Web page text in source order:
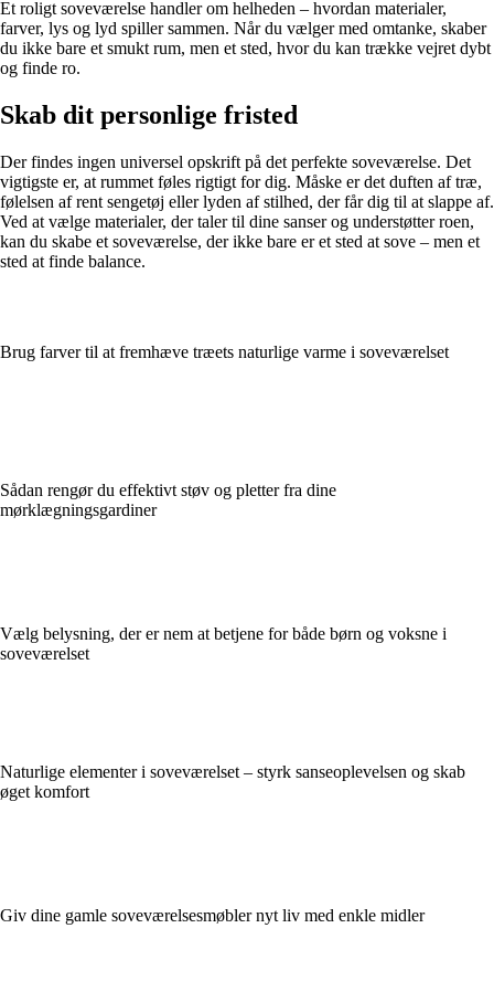
Et roligt soveværelse handler om helheden – hvordan materialer,
farver, lys og lyd spiller sammen. Når du vælger med omtanke, skaber
du ikke bare et smukt rum, men et sted, hvor du kan trække vejret dybt
og finde ro.
Skab dit personlige fristed
Der findes ingen universel opskrift på det perfekte soveværelse. Det
vigtigste er, at rummet føles rigtigt for dig. Måske er det duften af træ,
følelsen af rent sengetøj eller lyden af stilhed, der får dig til at slappe af.
Ved at vælge materialer, der taler til dine sanser og understøtter roen,
kan du skabe et soveværelse, der ikke bare er et sted at sove – men et
sted at finde balance.
Brug farver til at fremhæve træets naturlige varme i soveværelset
Sådan rengør du effektivt støv og pletter fra dine
mørklægningsgardiner
Vælg belysning, der er nem at betjene for både børn og voksne i
soveværelset
Naturlige elementer i soveværelset – styrk sanseoplevelsen og skab
øget komfort
Giv dine gamle soveværelsesmøbler nyt liv med enkle midler